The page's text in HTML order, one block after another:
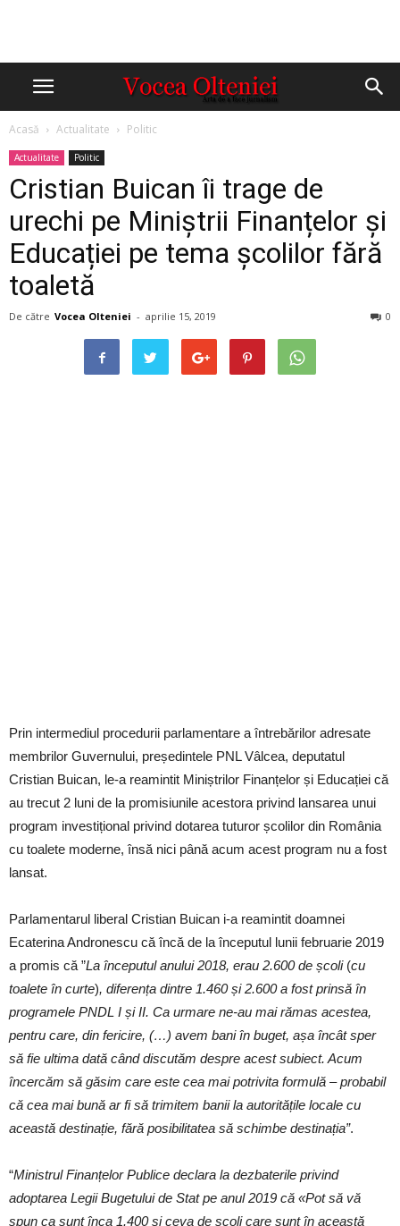
Acasă Actualitate Politic
Actualitate Politic
Cristian Buican îi trage de
urechi pe Miniștrii Finanțelor și
Educației pe tema școlilor fără
toaletă
De către Vocea Olteniei - aprilie 15, 2019 0
Prin intermediul procedurii parlamentare a întrebărilor adresate
membrilor Guvernului, președintele PNL Vâlcea, deputatul
Cristian Buican, le-a reamintit Miniștrilor Finanțelor și Educației că
au trecut 2 luni de la promisiunile acestora privind lansarea unui
program investițional privind dotarea tuturor școlilor din România
cu toalete moderne, însă nici până acum acest program nu a fost
lansat.
Parlamentarul liberal Cristian Buican i-a reamintit doamnei
Ecaterina Andronescu că încă de la începutul lunii februarie 2019
a promis că ”La începutul anului 2018, erau 2.600 de școli (cu
toalete în curte), diferența dintre 1.460 și 2.600 a fost prinsă în
programele PNDL I și II. Ca urmare ne-au mai rămas acestea,
pentru care, din fericire, (…) avem bani în buget, așa încât sper
să fie ultima dată când discutăm despre acest subiect. Acum
încercăm să găsim care este cea mai potrivita formulă – probabil
că cea mai bună ar fi să trimitem banii la autoritățile locale cu
această destinație, fără posibilitatea să schimbe destinația”.
“Ministrul Finanțelor Publice declara la dezbaterile privind
adoptarea Legii Bugetului de Stat pe anul 2019 că «Pot să vă
spun ca sunt înca 1.400 și ceva de scoli care sunt în această